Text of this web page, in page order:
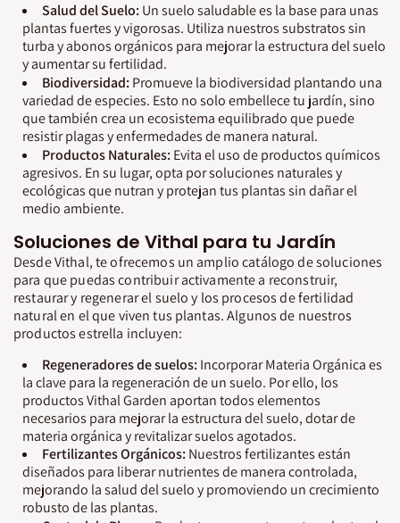
Salud del Suelo: Un suelo saludable es la base para unas
plantas fuertes y vigorosas. Utiliza nuestros substratos sin
turba y abonos orgánicos para mejorar la estructura del suelo
y aumentar su fertilidad.
Biodiversidad: Promueve la biodiversidad plantando una
variedad de especies. Esto no solo embellece tu jardín, sino
que también crea un ecosistema equilibrado que puede
resistir plagas y enfermedades de manera natural.
Productos Naturales: Evita el uso de productos químicos
agresivos. En su lugar, opta por soluciones naturales y
ecológicas que nutran y protejan tus plantas sin dañar el
medio ambiente.
Soluciones de Vithal para tu Jardín
Desde Vithal, te ofrecemos un amplio catálogo de soluciones
para que puedas contribuir activamente a reconstruir,
restaurar y regenerar el suelo y los procesos de fertilidad
natural en el que viven tus plantas. Algunos de nuestros
productos estrella incluyen:
Regeneradores de suelos: Incorporar Materia Orgánica es
la clave para la regeneración de un suelo. Por ello, los
productos Vithal Garden aportan todos elementos
necesarios para mejorar la estructura del suelo, dotar de
materia orgánica y revitalizar suelos agotados.
Fertilizantes Orgánicos: Nuestros fertilizantes están
diseñados para liberar nutrientes de manera controlada,
mejorando la salud del suelo y promoviendo un crecimiento
robusto de las plantas.